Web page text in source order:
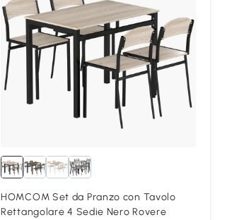
HOMCOM Set da Pranzo con Tavolo
Rettangolare 4 Sedie Nero Rovere